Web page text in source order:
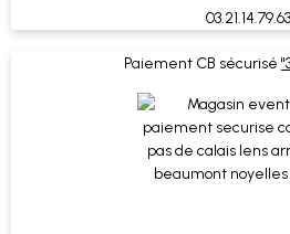
03.21.14.79.63
Paiement CB sécurisé